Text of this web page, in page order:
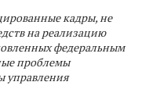
кадры, не
на реализацию
федеральным
проблемы
управления